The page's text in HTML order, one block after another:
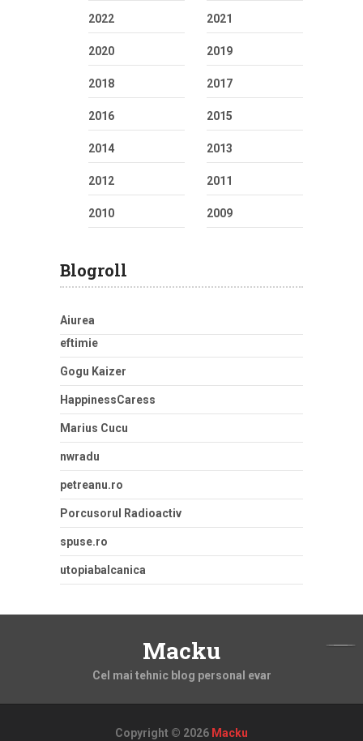
2022 2021
2020 2019
2018 2017
2016 2015
2014 2013
2012 2011
2010 2009
Blogroll
Aiurea
eftimie
Gogu Kaizer
HappinessCaress
Marius Cucu
nwradu
petreanu.ro
Porcusorul Radioactiv
spuse.ro
utopiabalcanica
Macku
Cel mai tehnic blog personal evar
Copyright © 2026 Macku